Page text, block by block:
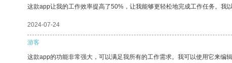
这款app让我的工作效率提高了50%，让我能够更轻松地完成工作任务。我
2024-07-24
游客
这款app的功能非常强大，可以满足我所有的工作需求。我可以使用它来编